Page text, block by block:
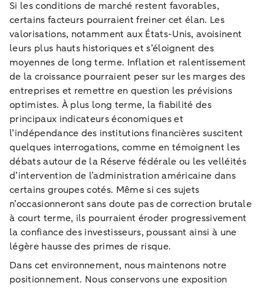
Si les conditions de marché restent favorables,
certains facteurs pourraient freiner cet élan. Les
valorisations, notamment aux États-Unis, avoisinent
leurs plus hauts historiques et s’éloignent des
moyennes de long terme. Inflation et ralentissement
de la croissance pourraient peser sur les marges des
entreprises et remettre en question les prévisions
optimistes. À plus long terme, la fiabilité des
principaux indicateurs économiques et
l’indépendance des institutions financières suscitent
quelques interrogations, comme en témoignent les
débats autour de la Réserve fédérale ou les velléités
d’intervention de l’administration américaine dans
certains groupes cotés. Même si ces sujets
n’occasionneront sans doute pas de correction brutale
à court terme, ils pourraient éroder progressivement
la confiance des investisseurs, poussant ainsi à une
légère hausse des primes de risque.
Dans cet environnement, nous maintenons notre
positionnement. Nous conservons une exposition